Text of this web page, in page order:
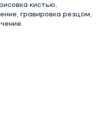
кистью,
гравировка резцом,